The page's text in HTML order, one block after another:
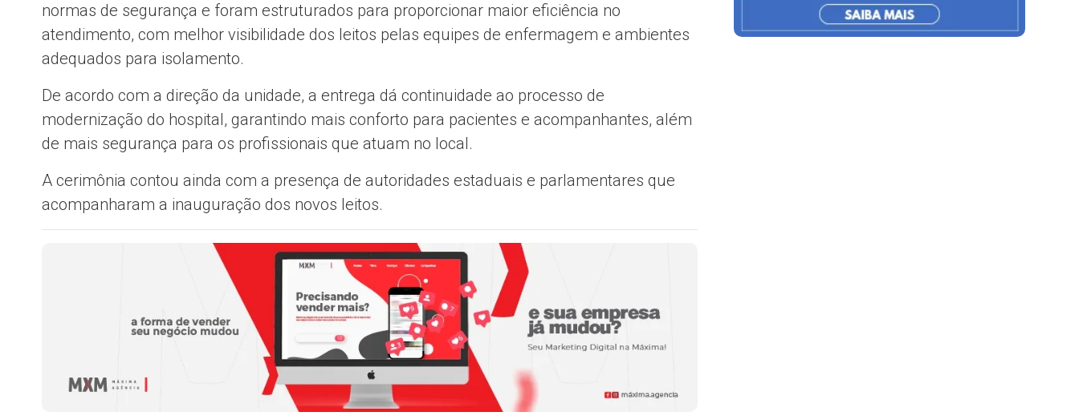
normas de segurança e foram estruturados para proporcionar maior eficiência no
atendimento, com melhor visibilidade dos leitos pelas equipes de enfermagem e ambientes
adequados para isolamento.
De acordo com a direção da unidade, a entrega dá continuidade ao processo de
modernização do hospital, garantindo mais conforto para pacientes e acompanhantes, além
de mais segurança para os profissionais que atuam no local.
A cerimônia contou ainda com a presença de autoridades estaduais e parlamentares que
acompanharam a inauguração dos novos leitos.